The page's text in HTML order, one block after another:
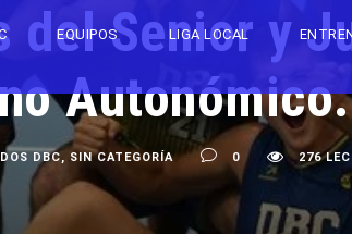
EQUIPOS LIGA LOCAL
del Senior y
Autonómico.
DBC, SIN CATEGORÍA 0 276